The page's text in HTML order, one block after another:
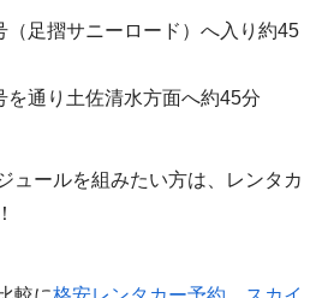
（足摺サニーロード）へ入り約45
を通り土佐清水方面へ約45分
ュールを組みたい方は、レンタカ